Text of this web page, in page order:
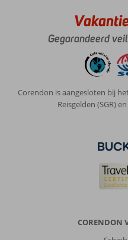
Gegarandeerd
Corendon is aangesloten bij
Reisgelden (SGR)
CORENDON